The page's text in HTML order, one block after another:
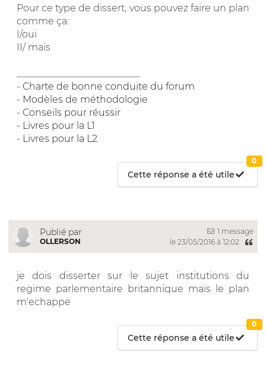
Pour ce type de dissert, vous pouvez faire un plan
comme ça:
I/oui
II/ mais
- Charte de bonne conduite du forum
- Modèles de méthodologie
- Conseils pour réussir
- Livres pour la L1
- Livres pour la L2
Cette réponse a été utile
0
Publié par
OLLERSON
1 message
le 23/05/2016 à 12:02
je dois disserter sur le sujet institutions du
regime parlementaire britannique mais le plan
m'echappe
Cette réponse a été utile
0